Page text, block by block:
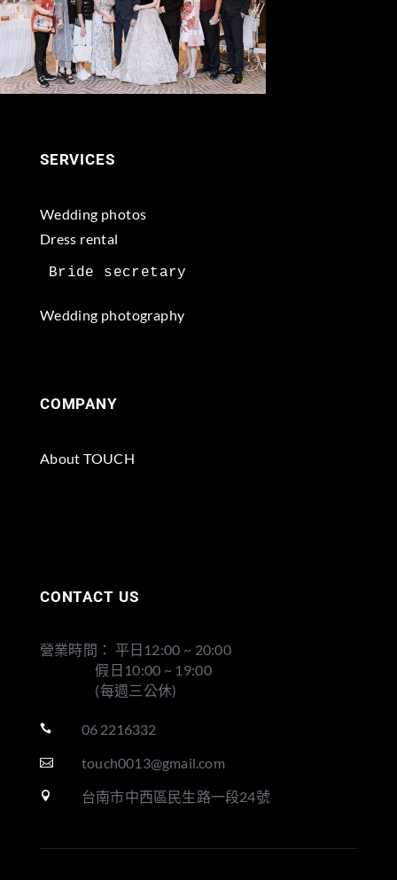
SERVICES
Wedding photos
Dress rental
Wedding photography
COMPANY
About TOUCH
CONTACT US
營業時間： 平日12:00 ~ 20:00
假日10:00 ~ 19:00
(每週三公休)
 06 2216332
 touch0013@gmail.com
 台南市中西區民生路一段24號